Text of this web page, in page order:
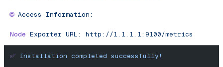
🌐 Access Information:
Node Exporter URL: http://1.1.1.1:9100/metrics
✅ Installation completed successfully!